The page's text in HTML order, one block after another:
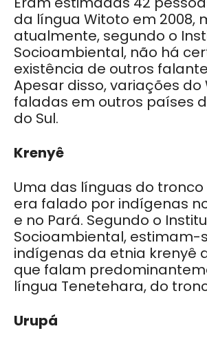
da língua Witoto em 2008,
atualmente, segundo o
Socioambiental, não há
existência de outros
Apesar disso, variações do
faladas em outros países
do Sul.
Krenyê
Uma das línguas do tronco
era falado por indígenas
e no Pará. Segundo o
Socioambiental, estimam-
indígenas da etnia krenyê
que falam
língua Tenetehara, do
Urupá